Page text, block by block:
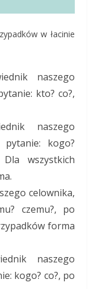
w łacinie
naszego
kto? co?,
naszego
pytanie: kogo?
wszystkich
celownika,
czemu?, po
forma
naszego
kogo? co?, po